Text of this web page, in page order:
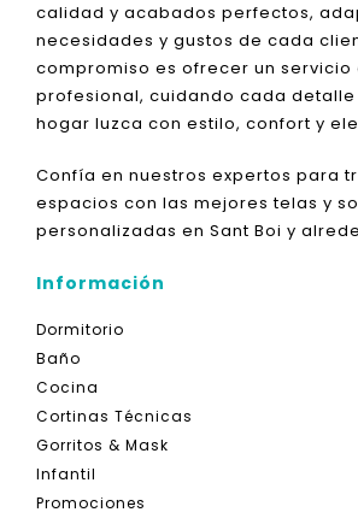
calidad y acabados perfectos,
necesidades y gustos de cada
compromiso es ofrecer un servicio
profesional, cuidando cada detalle
hogar luzca con estilo, confort y
Confía en nuestros expertos para
espacios con las mejores telas y
personalizadas en Sant Boi y
Información
Dormitorio
Baño
Cocina
Cortinas Técnicas
Gorritos & Mask
Infantil
Promociones